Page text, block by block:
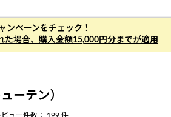
ンペーンをチェック！
た場合、 購入金額15,000円分までが適用
ーテン）
ビュー件数： 199 件